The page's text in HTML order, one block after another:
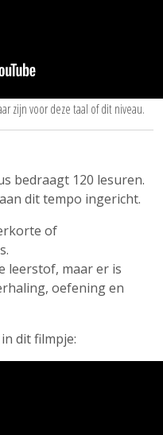
zijn voor deze taal of dit niveau.
bedraagt 120 lesuren.
dit tempo ingericht.
of
leerstof, maar er is
oefening en
dit filmpje: